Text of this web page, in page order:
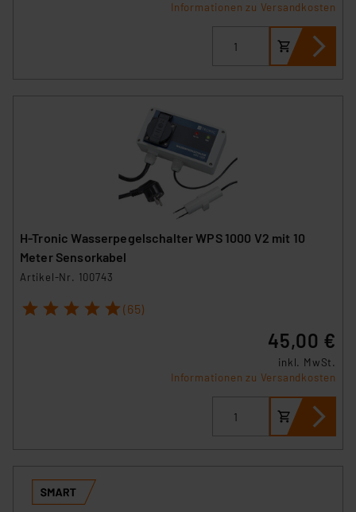
Informationen zu Versandkosten
H-Tronic Wasserpegelschalter WPS 1000 V2 mit 10
Meter Sensorkabel
Artikel-Nr. 100743
1 2 3 4 5 (65)
45,00 €
inkl. MwSt.
Informationen zu Versandkosten